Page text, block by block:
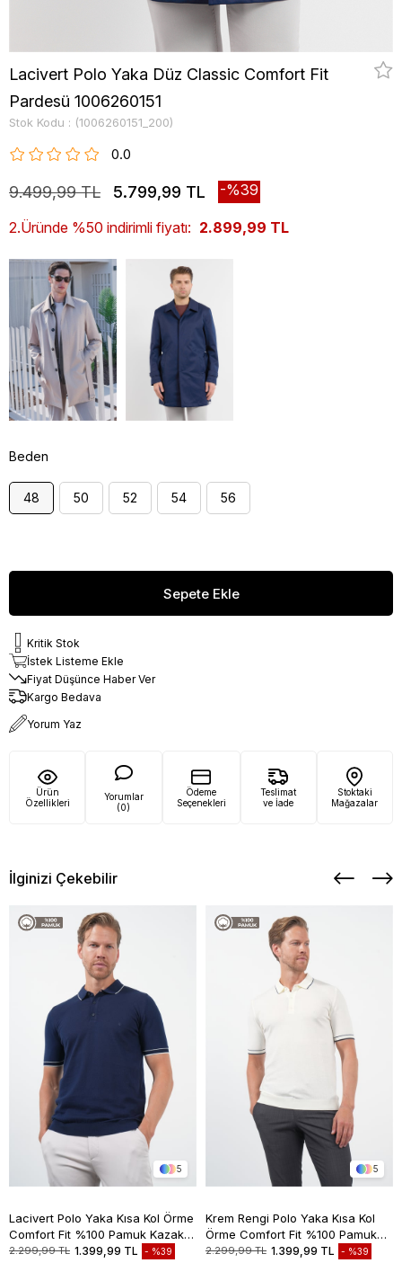
Lacivert Polo Yaka Düz Classic Comfort Fit
Pardesü 1006260151
Stok Kodu (1006260151_200)
0.0
9.499,99 TL 5.799,99 TL 39
2.Üründe %50 indirimli fiyatı: 2.899,99 TL
Beden
48 50 52 54 56
Kritik Stok
İstek Listeme Ekle
Fiyat Düşünce Haber Ver
Kargo Bedava
Yorum Yaz
Ürün
Özellikleri
Yorumlar
(0)
Ödeme
Seçenekleri
Teslimat
ve İade
Stoktaki
Mağazalar
İlginizi Çekebilir
5
Lacivert Polo Yaka Kısa Kol Örme
Comfort Fit %100 Pamuk Kazak
1012260151
2.299,99 TL 1.399,99 TL %39
5
Krem Rengi Polo Yaka Kısa Kol
Örme Comfort Fit %100 Pamuk
Kazak 1012260151
2.299,99 TL 1.399,99 TL %39